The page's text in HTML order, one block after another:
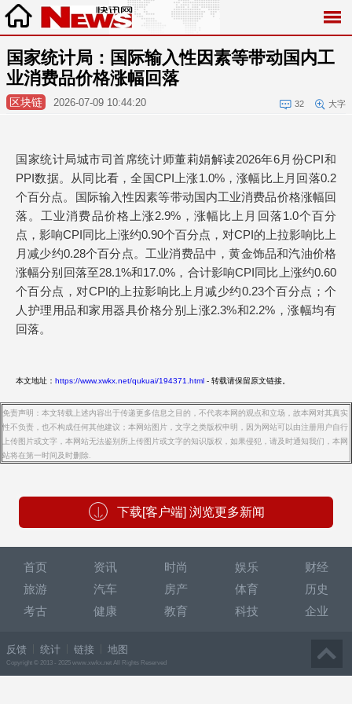
国家统计局：国际输入性因素等带动国内工
业消费品价格涨幅回落
区块链 2026-07-09 10:44:20 32 大字
国家统计局城市司首席统计师董莉娟解读2026年6月份CPI和
PPI数据。从同比看，全国CPI上涨1.0%，涨幅比上月回落0.2
个百分点。国际输入性因素等带动国内工业消费品价格涨幅回
落。工业消费品价格上涨2.9%，涨幅比上月回落1.0个百分
点，影响CPI同比上涨约0.90个百分点，对CPI的上拉影响比上
月减少约0.28个百分点。工业消费品中，黄金饰品和汽油价格
涨幅分别回落至28.1%和17.0%，合计影响CPI同比上涨约0.60
个百分点，对CPI的上拉影响比上月减少约0.23个百分点；个
人护理用品和家用器具价格分别上涨2.3%和2.2%，涨幅均有
回落。
本文地址： https://www.xwkx.net/qukuai/194371.html - 转载请保留原文链接。
免责声明：本文转载上述内容出于传递更多信息之目的，不代表本网的观点和立场，故本网对其真实
性不负责，也不构成任何其他建议；本网站图片，文字之类版权申明，因为网站可以由注册用户自行
上传图片或文字，本网站无法鉴别所上传图片或文字的知识版权，如果侵犯，请及时通知我们，本网
站将在第一时间及时删除.
下载[客户端] 浏览更多新闻
首页 资讯 时尚 娱乐
财经
旅游
汽车 房产 体育
历史
考古
健康 教育 科技 企业
反馈 统计 链接 地图
Copyright © 2013 - 2025 www.xwkx.net All Rights Reserved